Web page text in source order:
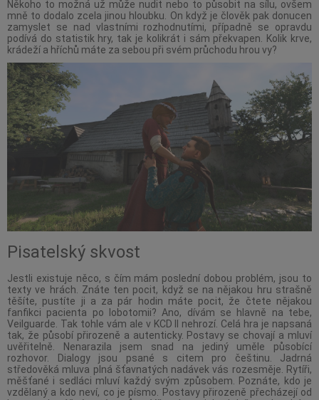
Někoho to možná už může nudit nebo to působit na sílu, ovšem
mně to dodalo zcela jinou hloubku. On když je člověk pak donucen
zamyslet se nad vlastními rozhodnutími, případně se opravdu
podívá do statistik hry, tak je kolikrát i sám překvapen. Kolik krve,
krádeží a hříchů máte za sebou při svém průchodu hrou vy?
Pisatelský skvost
Jestli existuje něco, s čím mám poslední dobou problém, jsou to
texty ve hrách. Znáte ten pocit, když se na nějakou hru strašně
těšíte, pustíte ji a za pár hodin máte pocit, že čtete nějakou
fanfikci pacienta po lobotomii? Ano, dívám se hlavně na tebe,
Veilguarde. Tak tohle vám ale v KCD II nehrozí. Celá hra je napsaná
tak, že působí přirozeně a autenticky. Postavy se chovají a mluví
uvěřitelně. Nenarazila jsem snad na jediný uměle působící
rozhovor. Dialogy jsou psané s citem pro češtinu. Jadrná
středověká mluva plná šťavnatých nadávek vás rozesměje. Rytíři,
měšťané i sedláci mluví každý svým způsobem. Poznáte, kdo je
vzdělaný a kdo neví, co je písmo. Postavy přirozeně přecházejí od